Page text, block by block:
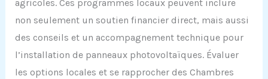
agricoles. Ces programmes locaux peuvent inclure
non seulement un soutien financier direct, mais aussi
des conseils et un accompagnement technique pour
l’installation de panneaux photovoltaïques. Évaluer
les options locales et se rapprocher des Chambres